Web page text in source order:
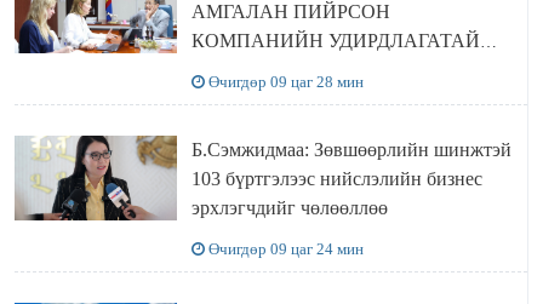
АМГАЛАН ПИЙРСОН
КОМПАНИЙН УДИРДЛАГАТАЙ
Өчигдөр 09 цаг 28 мин
Б.Сэмжидмаа: Зөвшөөрлийн шинжтэй
103 бүртгэлээс нийслэлийн бизнес
эрхлэгчдийг чөлөөллөө
Өчигдөр 09 цаг 24 мин